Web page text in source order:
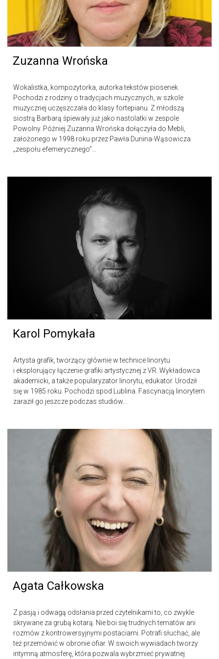
Zuzanna Wrońska
Wokalistka, kompozytorka, autorka tekstów piosenek.
Pochodzi z rodziny o tradycjach muzycznych, w szkole
muzycznej uczęszczała do klasy fortepianu. Z młodszą
siostrą Barbarą śpiewały już jako nastolatki w zespole
Powolny. Później Zuzanna Wrońska dołączyła do Mebli,
założonego w 1998 roku przez Pawła Dunina-Wąsowicza
„zespołu efemerycznego”...
Karol Pomykała
Artysta grafik, tworzący głównie w technice linorytu
i eksplorujący łączenie grafiki artystycznej z VR. Wykładowca
akademicki, a także popularyzator linorytu, edukator. Urodził
się w 1985 roku. Pochodzi spod Lublina. Fascynacją linorytem
zaraził go jeszcze podczas studiów...
Agata Całkowska
Z pasją i odwagą odsłania przed czytelnikami to, co zwykle
skrywane za grubą kotarą. Nie boi się trudnych tematów ani
rozmów z kontrowersyjnymi postaciami. Potrafi słuchać, ale
też przemówić w obronie ofiar. W swoich wywiadach tworzy
intymną atmosferę, która pozwala wybrzmieć prywatnej